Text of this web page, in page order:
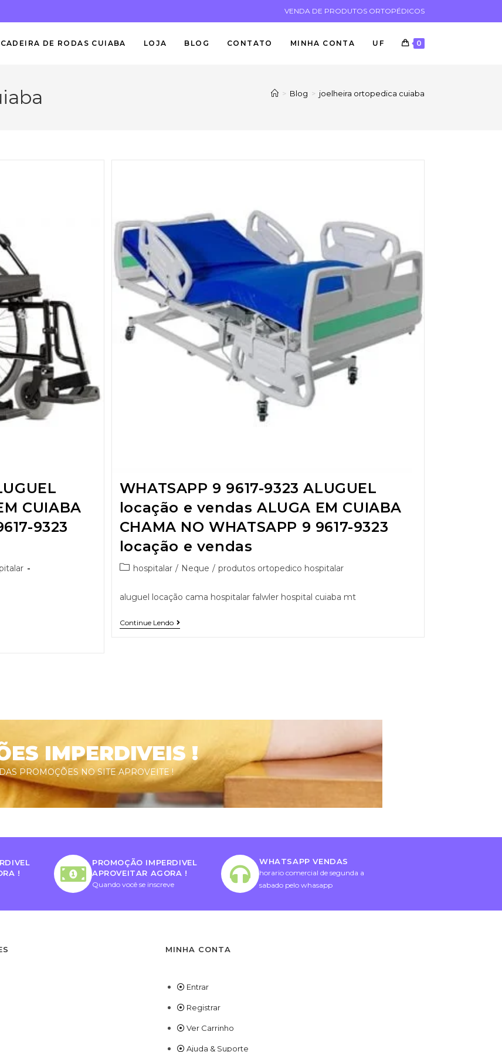
VENDA DE PRODUTOS ORTOPÉDICOS
DE RODAS CUIABA LOJA BLOG CONTATO MINHA CONTA UF 0
> Blog > joelheira ortopedica cuiaba
CUIABA
9323
WHATSAPP 9 9617-9323 ALUGUEL
locação e vendas ALUGA EM CUIABA
CHAMA NO WHATSAPP 9 9617-9323
locação e vendas
hospitalar / Neque / produtos ortopedico hospitalar
aluguel locação cama hospitalar falwler hospital cuiaba mt
Continue Lendo
IMPERDIVEIS !
PROMOÇÕES NO SITE APROVEITE !
!
PROMOÇÃO IMPERDIVEL
APROVEITAR AGORA !
Quando você se inscreve
WHATSAPP VENDAS
horario comercial de segunda a
sabado pelo whasapp
MINHA CONTA
Entrar
Registrar
Ver Carrinho
Ajuda & Suporte